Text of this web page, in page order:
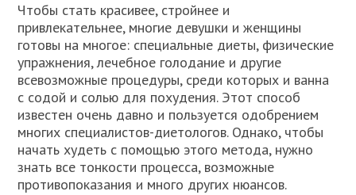
Чтобы стать красивее, стройнее и
привлекательнее, многие девушки и женщины
готовы на многое: специальные диеты, физические
упражнения, лечебное голодание и другие
всевозможные процедуры, среди которых и ванна
с содой и солью для похудения. Этот способ
известен очень давно и пользуется одобрением
многих специалистов-диетологов. Однако, чтобы
начать худеть с помощью этого метода, нужно
знать все тонкости процесса, возможные
противопоказания и много других нюансов.